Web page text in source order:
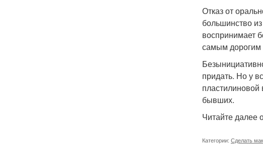
Отказ от
большинство
воспринимает
самым дорогим
придать. Но у
бывших.
Читайте далее
Категории: Сделать